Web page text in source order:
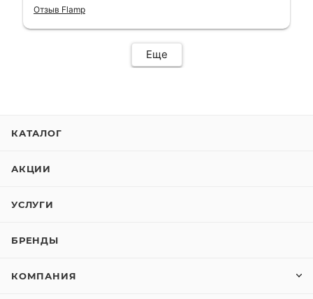
гарантии, поэтому и обратился в этот
Отзыв Flamp
Еще
КАТАЛОГ
АКЦИИ
УСЛУГИ
БРЕНДЫ
КОМПАНИЯ